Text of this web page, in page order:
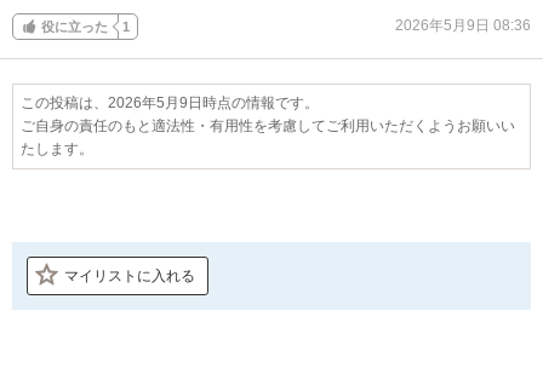
役に立った 1 2026年5月9日 08:36
この投稿は、2026年5月9日時点の情報です。
ご自身の責任のもと適法性・有用性を考慮してご利用いただくようお願いい
たします。
マイリストに入れる